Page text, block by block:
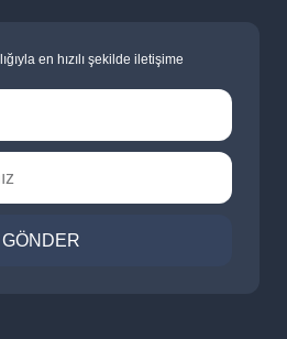
en hızılı şekilde iletişime
GÖNDER